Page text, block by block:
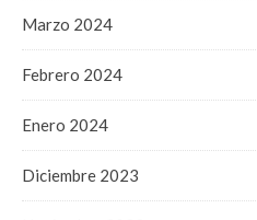
Marzo 2024
Febrero 2024
Enero 2024
Diciembre 2023